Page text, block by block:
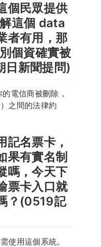
個民眾提供
這個 data
者有用，那
個資確實被
日新聞提問)
電信商被刪除，
之間的法律約
記名票卡，
果有實名制
嗎，今天下
票卡入口就
？(0519記
使用這個系統。